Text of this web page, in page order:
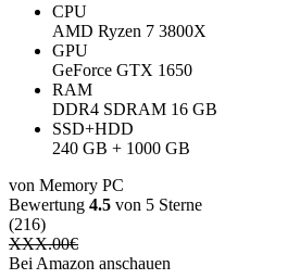
CPU
AMD Ryzen 7 3800X
GPU
GeForce GTX 1650
RAM
DDR4 SDRAM 16 GB
SSD+HDD
240 GB + 1000 GB
von Memory PC
Bewertung 4.5 von 5 Sterne
(216)
XXX.00€
Bei Amazon anschauen